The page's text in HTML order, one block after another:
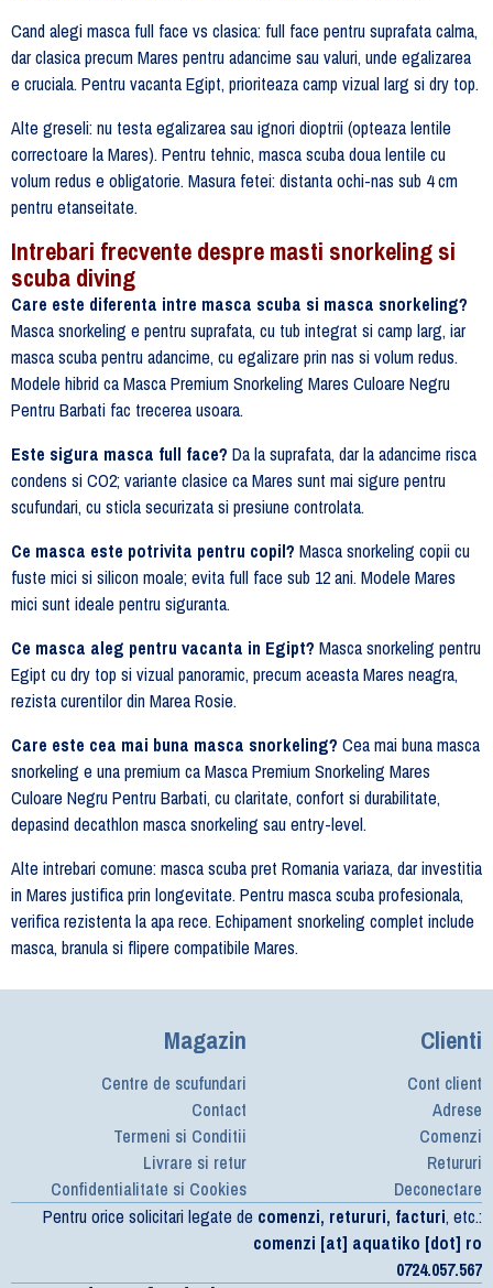
Cand alegi masca full face vs clasica: full face pentru suprafata calma,
dar clasica precum Mares pentru adancime sau valuri, unde egalizarea
e cruciala. Pentru vacanta Egipt, prioriteaza camp vizual larg si dry top.
Alte greseli: nu testa egalizarea sau ignori dioptrii (opteaza lentile
correctoare la Mares). Pentru tehnic, masca scuba doua lentile cu
volum redus e obligatorie. Masura fetei: distanta ochi-nas sub 4 cm
pentru etanseitate.
Intrebari frecvente despre masti snorkeling si
scuba diving
Care este diferenta intre masca scuba si masca snorkeling?
Masca snorkeling e pentru suprafata, cu tub integrat si camp larg, iar
masca scuba pentru adancime, cu egalizare prin nas si volum redus.
Modele hibrid ca Masca Premium Snorkeling Mares Culoare Negru
Pentru Barbati fac trecerea usoara.
Este sigura masca full face? Da la suprafata, dar la adancime risca
condens si CO2; variante clasice ca Mares sunt mai sigure pentru
scufundari, cu sticla securizata si presiune controlata.
Ce masca este potrivita pentru copil? Masca snorkeling copii cu
fuste mici si silicon moale; evita full face sub 12 ani. Modele Mares
mici sunt ideale pentru siguranta.
Ce masca aleg pentru vacanta in Egipt? Masca snorkeling pentru
Egipt cu dry top si vizual panoramic, precum aceasta Mares neagra,
rezista curentilor din Marea Rosie.
Care este cea mai buna masca snorkeling? Cea mai buna masca
snorkeling e una premium ca Masca Premium Snorkeling Mares
Culoare Negru Pentru Barbati, cu claritate, confort si durabilitate,
depasind decathlon masca snorkeling sau entry-level.
Alte intrebari comune: masca scuba pret Romania variaza, dar investitia
in Mares justifica prin longevitate. Pentru masca scuba profesionala,
verifica rezistenta la apa rece. Echipament snorkeling complet include
masca, branula si flipere compatibile Mares.
Magazin
Centre de scufundari
Contact
Termeni si Conditii
Livrare si retur
Confidentialitate si Cookies
Clienti
Cont client
Adrese
Comenzi
Retururi
Deconectare
Pentru orice solicitari legate de comenzi, retururi, facturi, etc.:
comenzi [at] aquatiko [dot] ro
0724.057.567